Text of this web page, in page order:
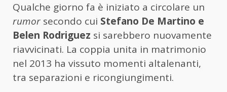
Qualche giorno fa è iniziato a circolare un
rumor secondo cui Stefano De Martino e
Belen Rodriguez si sarebbero nuovamente
riavvicinati. La coppia unita in matrimonio
nel 2013 ha vissuto momenti altalenanti,
tra separazioni e ricongiungimenti.